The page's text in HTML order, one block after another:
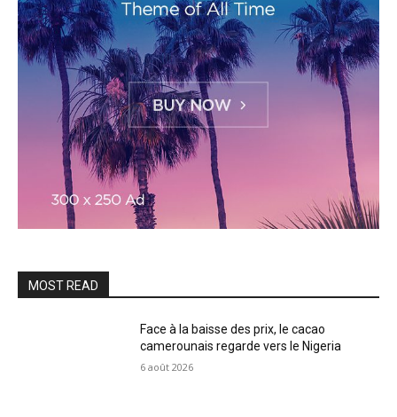
MOST READ
Face à la baisse des prix, le cacao
camerounais regarde vers le Nigeria
6 août 2026